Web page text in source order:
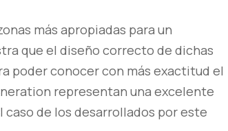
más apropiadas para un
que el diseño correcto de dichas
poder conocer con más exactitud el
representan una excelente
de los desarrollados por este